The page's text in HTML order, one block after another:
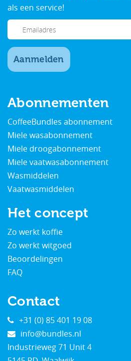
als een service!
Aanmelden
Abonnementen
CoffeeBundles abonnement
Miele wasabonnement
Miele droogabonnement
Miele vaatwasabonnement
Wasmiddelen
Vaatwasmiddelen
Het concept
Zo werkt koffie
Zo werkt witgoed
Beoordelingen
FAQ
Contact
+31 (0) 85 401 19 08
info@bundles.nl
Industrieweg 71 Unit 4